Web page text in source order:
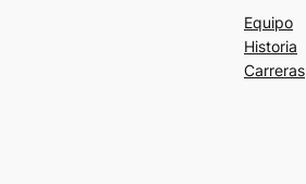
Equipo
Historia
Carreras